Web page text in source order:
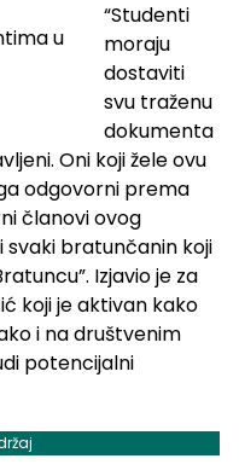
“Studenti
moraju
dostaviti
svu traženu
dokumenta
Oni koji žele ovu
odgovorni prema
članovi ovog
svaki bratunčanin koji
Izjavio je za
koji je aktivan kako
i na društvenim
potencijalni